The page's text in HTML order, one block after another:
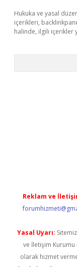
Hukuka ve yasal
içerikleri,
halinde, ilgili içerikler
Reklam ve
Yasal Uyarı:
ve İletişim Kurumu
olarak hizmet